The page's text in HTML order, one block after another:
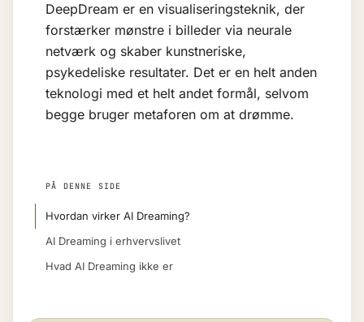
DeepDream er en visualiseringsteknik, der
forstærker mønstre i billeder via neurale
netværk og skaber kunstneriske,
psykedeliske resultater. Det er en helt anden
teknologi med et helt andet formål, selvom
begge bruger metaforen om at drømme.
PÅ DENNE SIDE
Hvordan virker AI Dreaming?
AI Dreaming i erhvervslivet
Hvad AI Dreaming ikke er